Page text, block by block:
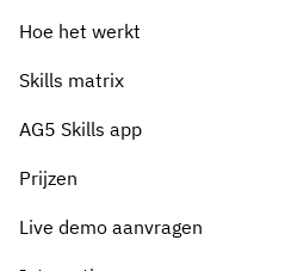
Hoe het werkt
Skills matrix
AG5 Skills app
Prijzen
Live demo aanvragen